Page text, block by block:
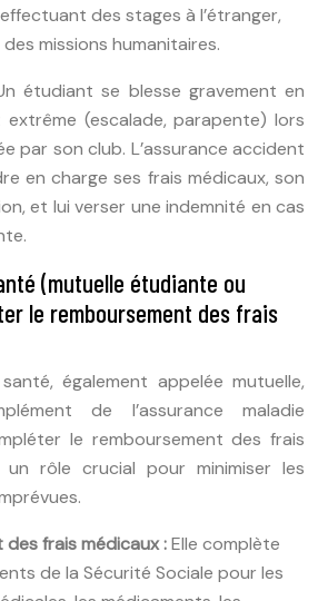
des stages à l’étranger,
missions humanitaires.
étudiant se blesse gravement en
(escalade, parapente) lors
par son club. L’assurance accident
en charge ses frais médicaux, son
et lui verser une indemnité en cas
(mutuelle étudiante ou
le remboursement des frais
également appelée mutuelle,
de l’assurance maladie
le remboursement des frais
un rôle crucial pour minimiser les
frais médicaux :Elle complète
de la Sécurité Sociale pour les